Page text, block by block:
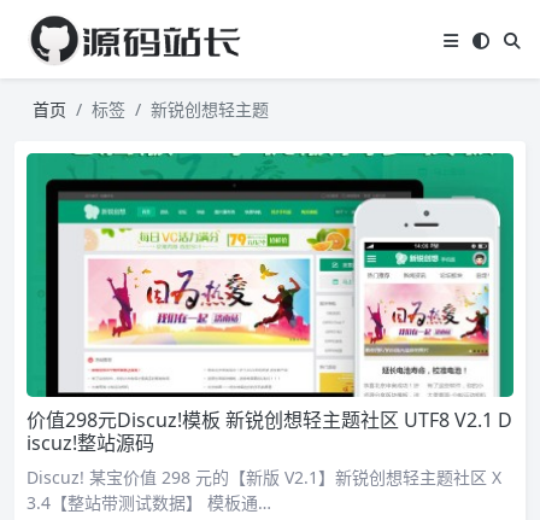
首页 标签 新锐创想轻主题
价值298元Discuz!模板 新锐创想轻主题社区 UTF8 V2.1 D
iscuz!整站源码
Discuz! 某宝价值 298 元的【新版 V2.1】新锐创想轻主题社区 X
3.4【整站带测试数据】 模板通…